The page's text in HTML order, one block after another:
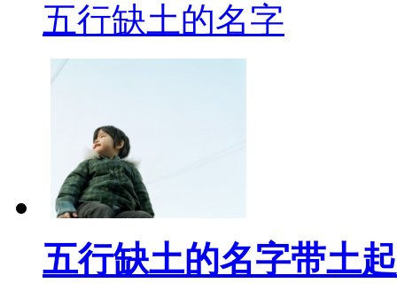
五行缺土的名字
五行缺土的名字带土